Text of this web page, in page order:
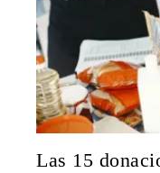
Las 15